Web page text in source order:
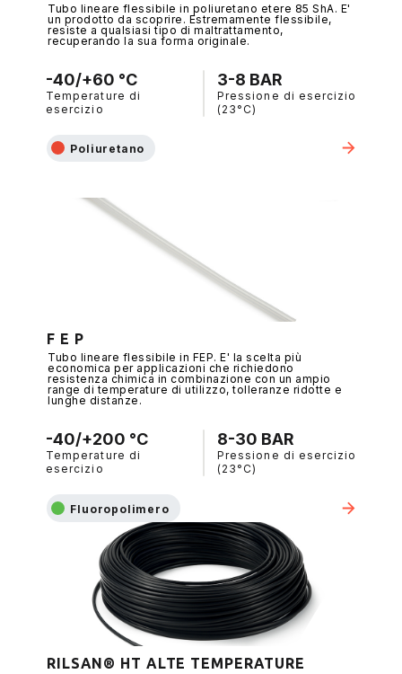
Tubo lineare flessibile in poliuretano etere 85 ShA. E'
un prodotto da scoprire. Estremamente flessibile,
resiste a qualsiasi tipo di maltrattamento,
recuperando la sua forma originale.
-40/+60 °C
Temperature di
esercizio
3-8 BAR
Pressione di esercizio
(23°C)
Poliuretano
F E P
Tubo lineare flessibile in FEP. E' la scelta più
economica per applicazioni che richiedono
resistenza chimica in combinazione con un ampio
range di temperature di utilizzo, tolleranze ridotte e
lunghe distanze.
-40/+200 °C
Temperature di
esercizio
8-30 BAR
Pressione di esercizio
(23°C)
Fluoropolimero
RILSAN® HT ALTE TEMPERATURE